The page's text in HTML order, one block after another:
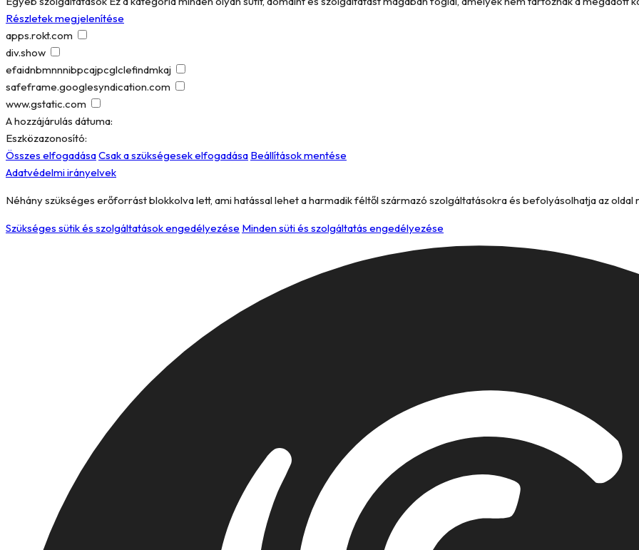
Részletek megjelenítése
apps.rokt.com
div.show
efaidnbmnnnibpcajpcglclefindmkaj
safeframe.googlesyndication.com
www.gstatic.com
A hozzájárulás dátuma:
Eszközazonosító:
Összes elfogadásaCsak a szükségesek elfogadása Beállítások mentése
Adatvédelmi irányelvek
Néhány szükséges erőforrást blokkolva lett, ami hatással lehet a harmadik féltől származó szolgáltatásokra és befolyásolhatja az oldal
Szükséges sütik és szolgáltatások engedélyezése Minden süti és szolgáltatás engedélyezése